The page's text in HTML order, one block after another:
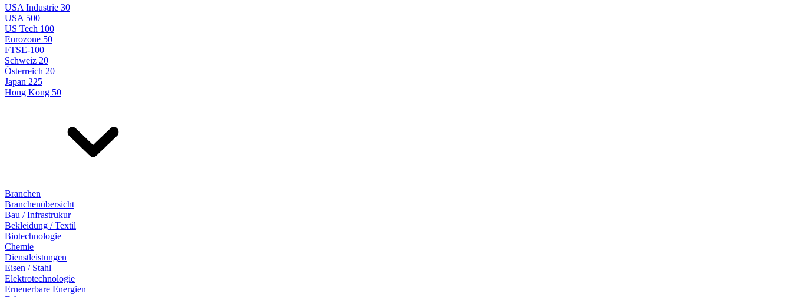
USA Industrie 30
USA 500
US Tech 100
Eurozone 50
FTSE-100
Schweiz 20
Österreich 20
Japan 225
Hong Kong 50
Branchen
Branchenübersicht
Bau / Infrastrukur
Bekleidung / Textil
Biotechnologie
Chemie
Dienstleistungen
Eisen / Stahl
Elektrotechnologie
Erneuerbare Energien